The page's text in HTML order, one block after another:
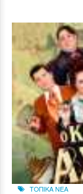
ΤΟΠΙΚΑ ΝΕΑ